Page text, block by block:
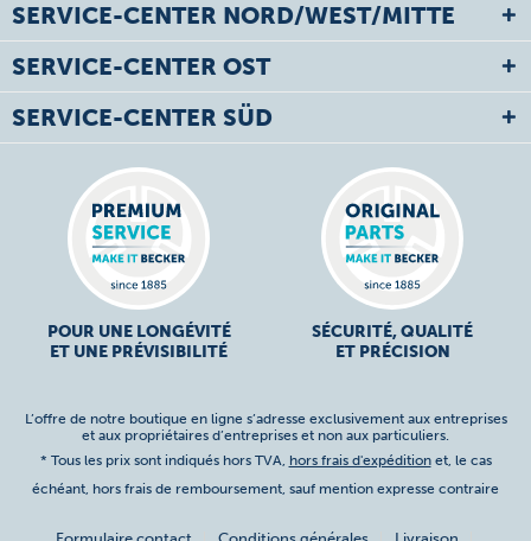
SERVICE-CENTER NORD/WEST/MITTE
SERVICE-CENTER OST
SERVICE-CENTER SÜD
POUR UNE LONGÉVITÉ
ET UNE PRÉVISIBILITÉ
SÉCURITÉ, QUALITÉ
ET PRÉCISION
L’offre de notre boutique en ligne s’adresse exclusivement aux entreprises
et aux propriétaires d’entreprises et non aux particuliers.
* Tous les prix sont indiqués hors TVA, hors frais d'expéditionet, le cas
échéant, hors frais de remboursement, sauf mention expresse contraire